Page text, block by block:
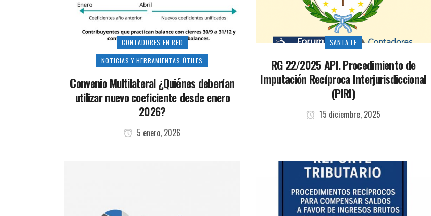
CONTADORES EN RED
NOTICIAS Y HERRAMIENTAS ÚTILES
Convenio Multilateral ¿Quiénes deberían
utilizar nuevo coeficiente desde enero
2026?
5 enero, 2026
SANTA FE
RG 22/2025 API. Procedimiento de
Imputación Recíproca Interjurisdiccional
(PIRI)
15 diciembre, 2025